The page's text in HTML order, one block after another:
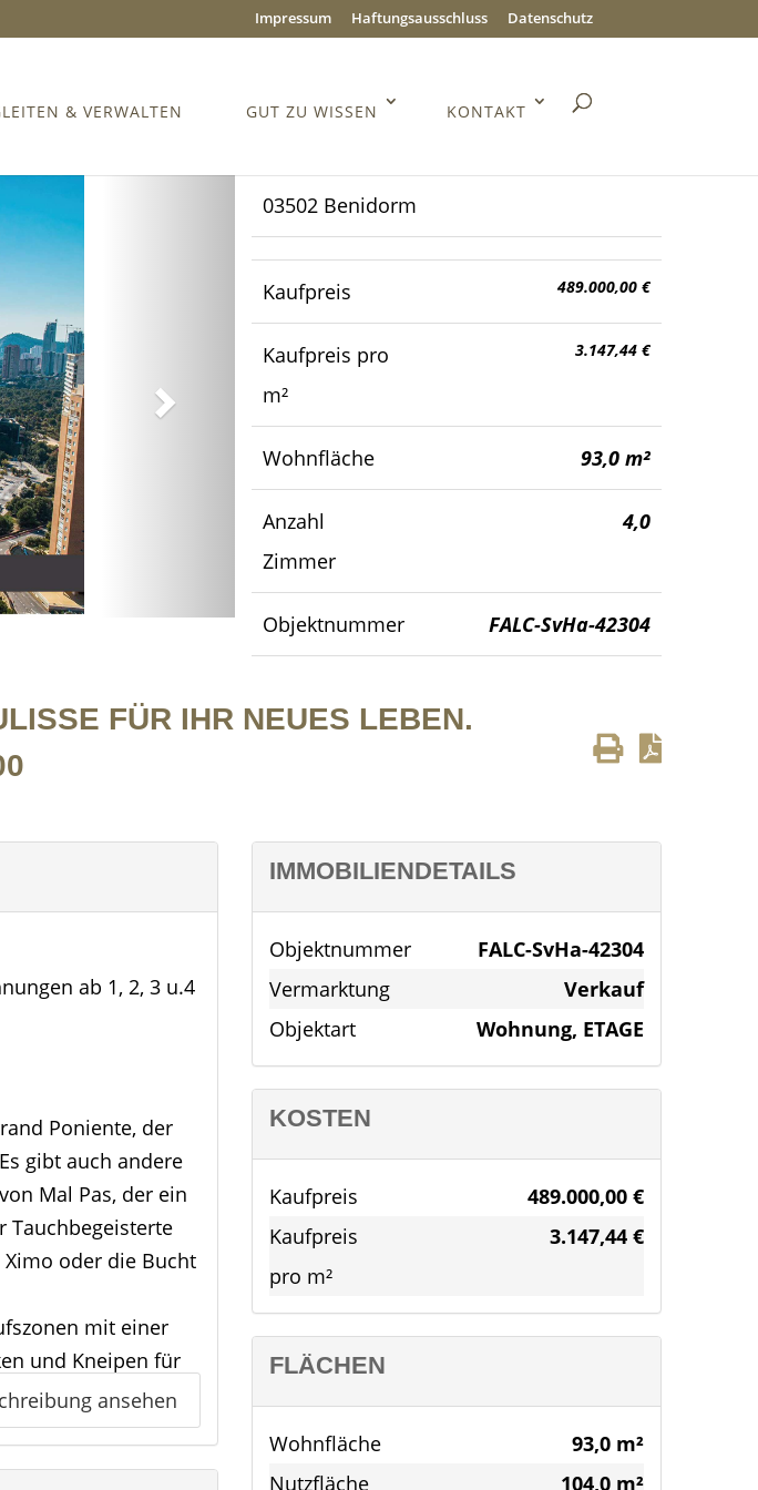
Impressum Haftungsausschluss Datenschutz
& VERWALTEN GUT ZU WISSEN KONTAKT
03502 Benidorm
Kaufpreis 489.000,00 €
Kaufpreis pro
m²
3.147,44 €
Wohnfläche 93,0 m²
Anzahl
Zimmer
4,0
Objektnummer FALC-SvHa-42304
FÜR IHR NEUES LEBEN.
ab 1, 2, 3 u.4
Poniente, der
gibt auch andere
Mal Pas, der ein
Tauchbegeisterte
oder die Bucht
mit einer
und Kneipen für
der Benidorm
der Stadt. Der
ansehen
IMMOBILIENDETAILS
Objektnummer
FALC-SvHa-42304
Vermarktung
Verkauf
Objektart
Wohnung, ETAGE
KOSTEN
Kaufpreis
489.000,00 €
Kaufpreis
pro m²
3.147,44 €
FLÄCHEN
Wohnfläche
93,0 m²
Nutzfläche
104,0 m²